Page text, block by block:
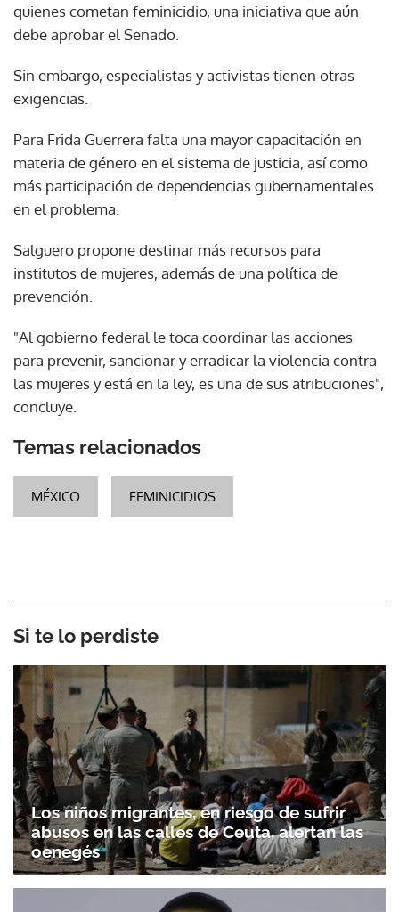
quienes cometan feminicidio, una iniciativa que aún
debe aprobar el Senado.
Sin embargo, especialistas y activistas tienen otras
exigencias.
Para Frida Guerrera falta una mayor capacitación en
materia de género en el sistema de justicia, así como
más participación de dependencias gubernamentales
en el problema.
Salguero propone destinar más recursos para
institutos de mujeres, además de una política de
prevención.
"Al gobierno federal le toca coordinar las acciones
para prevenir, sancionar y erradicar la violencia contra
las mujeres y está en la ley, es una de sus atribuciones",
concluye.
Temas relacionados
MÉXICO FEMINICIDIOS
Si te lo perdiste
Los niños migrantes, en riesgo de sufrir
abusos en las calles de Ceuta, alertan las
oenegés